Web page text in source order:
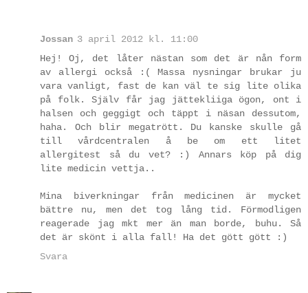
Jossan 3 april 2012 kl. 11:00
Hej! Oj, det låter nästan som det är nån form
av allergi också :( Massa nysningar brukar ju
vara vanligt, fast de kan väl te sig lite olika
på folk. Själv får jag jättekliiga ögon, ont i
halsen och geggigt och täppt i näsan dessutom,
haha. Och blir megatrött. Du kanske skulle gå
till vårdcentralen å be om ett litet
allergitest så du vet? :) Annars köp på dig
lite medicin vettja..
Mina biverkningar från medicinen är mycket
bättre nu, men det tog lång tid. Förmodligen
reagerade jag mkt mer än man borde, buhu. Så
det är skönt i alla fall! Ha det gött gött :)
Svara